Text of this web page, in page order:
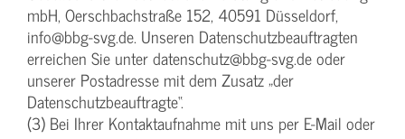
mbH, Oerschbachstraße 152, 40591 Düsseldorf,
info@bbg-svg.de. Unseren Datenschutzbeauftragten
erreichen Sie unter datenschutz@bbg-svg.de oder
unserer Postadresse mit dem Zusatz „der
Datenschutzbeauftragte“.
(3) Bei Ihrer Kontaktaufnahme mit uns per E-Mail oder